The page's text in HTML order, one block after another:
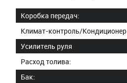
Коробка передач:
Климат-контроль/Кондиционер
Усилитель руля
Расход толива:
Бак: